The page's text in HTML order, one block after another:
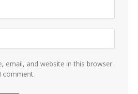
email, and website in this browser
comment.